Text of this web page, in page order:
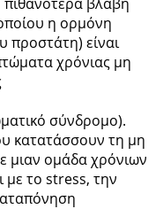
η ορμόνη
προστάτη) είναι
χρόνιας μη
σύνδρομο).
κατατάσσουν τη μη
μιαν ομάδα χρόνιων
το stress, την